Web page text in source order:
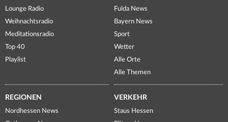
Lounge Radio
Weihnachtsradio
Meditationsradio
Top 40
Playlist
Fulda News
Bayern News
Sport
Wetter
Alle Orte
Alle Themen
REGIONEN
Nordhessen News
VERKEHR
Staus Hessen